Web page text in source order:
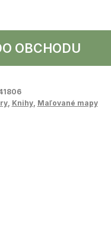
OBCHODU
, Knihy, Maľované mapy